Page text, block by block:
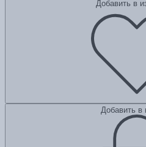
Добавить в
Добавить в